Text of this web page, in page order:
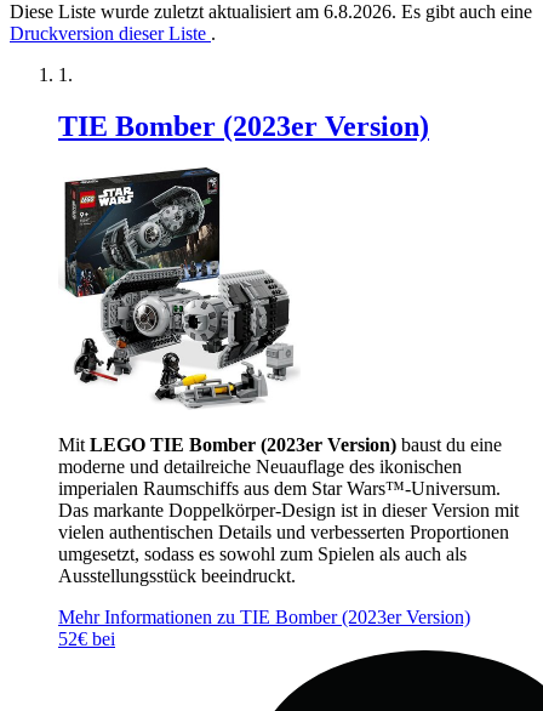
Diese Liste wurde zuletzt aktualisiert am 6.8.2026. Es gibt auch eine
Druckversion dieser Liste .
TIE Bomber (2023er Version)
Mit LEGO TIE Bomber (2023er Version) baust du eine
moderne und detailreiche Neuauflage des ikonischen
imperialen Raumschiffs aus dem Star Wars™-Universum.
Das markante Doppelkörper-Design ist in dieser Version mit
vielen authentischen Details und verbesserten Proportionen
umgesetzt, sodass es sowohl zum Spielen als auch als
Ausstellungsstück beeindruckt.
Mehr Informationen zu TIE Bomber (2023er Version)
52€ bei